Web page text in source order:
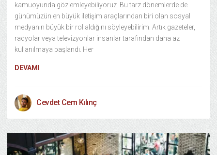
kamuoyunda gözlemleyebiliyoruz. Bu tarz dönemlerde de
günümüzün en büyük iletişim araçlarından biri olan sosyal
medyanın büyük bir rol aldığını söyleyebilirim. Artık gazeteler,
radyolar veya televizyonlar insanlar tarafından daha az
kullanılmaya başlandı. Her
DEVAMI
Cevdet Cem Kılınç